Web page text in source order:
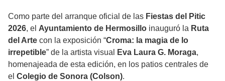
Como parte del arranque oficial de las Fiestas del Pitic
2026, el Ayuntamiento de Hermosillo inauguró la Ruta
del Arte con la exposición “Croma: la magia de lo
irrepetible” de la artista visual Eva Laura G. Moraga,
homenajeada de esta edición, en los patios centrales de
el Colegio de Sonora (Colson).